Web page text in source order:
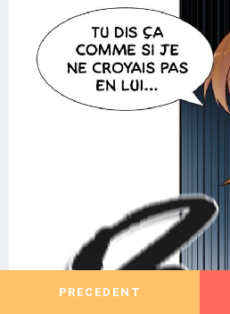
PRECEDENT